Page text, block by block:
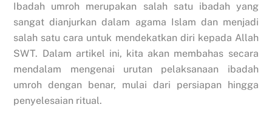
Ibadah umroh merupakan salah satu ibadah yang
sangat dianjurkan dalam agama Islam dan menjadi
salah satu cara untuk mendekatkan diri kepada Allah
SWT. Dalam artikel ini, kita akan membahas secara
mendalam mengenai urutan pelaksanaan ibadah
umroh dengan benar, mulai dari persiapan hingga
penyelesaian ritual.